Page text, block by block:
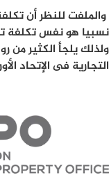
والملفت للنظر أن
نسبيا هو نفس تكلفة
ولذلك يلجأ الكثير من
التجارية فى الإتحاد